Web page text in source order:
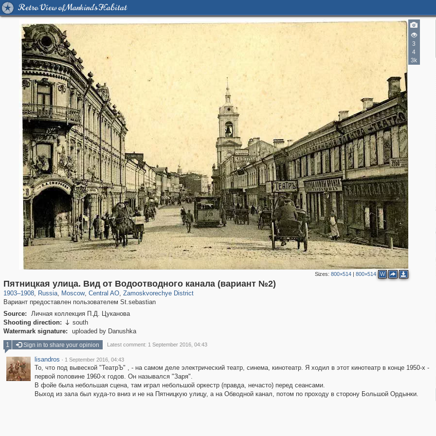
Retro View of Mankind's Habitat
3
4
3k
Sizes: 800×514| 800×514 W
Пятницкая улица. Вид от Водоотводного канала (вариант №2)
1903–1908, Russia
1,406,251 29,243
, Moscow
319,779 8,286
, Central AO
159,978 5,916
, Zamoskvorechye District
6,190 211
Вариант предоставлен пользователем St.sebastian
Source:
Личная коллекция П.Д. Цуканова
Shooting direction:  south
Watermark signature:
uploaded by Danushka
1 Sign in to share your opinion Latest comment: 1 September 2016, 04:43
lisandros · 1 September 2016, 04:43
То, что под вывеской "ТеатрЪ" , - на самом деле электрический театр, синема, кинотеатр. Я ходил в этот кинотеатр в конце 1950-х -
первой половине 1960-х годов. Он назывался "Заря".
В фойе была небольшая сцена, там играл небольшой оркестр (правда, нечасто) перед сеансами.
Выход из зала был куда-то вниз и не на Пятницкую улицу, а на Обводной канал, потом по проходу в сторону Большой Ордынки.